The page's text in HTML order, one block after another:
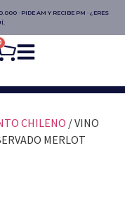
· PIDE AM Y RECIBE PM · ¿ERES
CHILENO / VINO
MERLOT